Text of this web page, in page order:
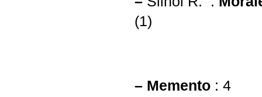
(1)
– Memento : 4